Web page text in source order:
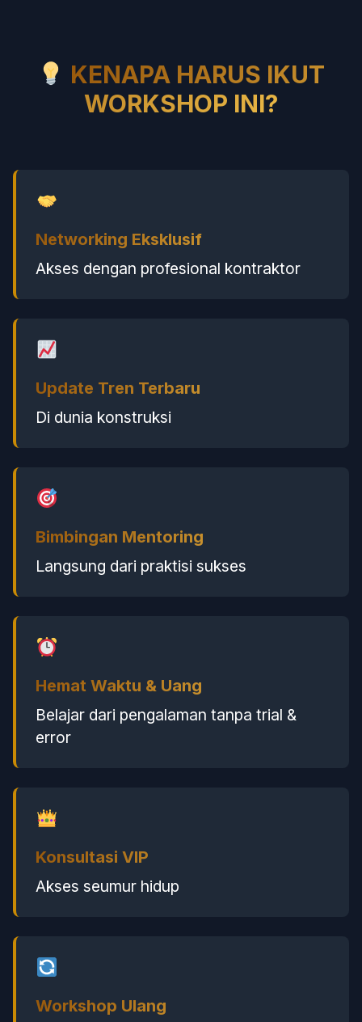
KENAPA HARUS IKUT
WORKSHOP INI?
Networking Eksklusif
Akses dengan profesional kontraktor
Update Tren Terbaru
Di dunia konstruksi
Bimbingan Mentoring
Langsung dari praktisi sukses
Hemat Waktu & Uang
Belajar dari pengalaman tanpa trial &
error
Konsultasi VIP
Akses seumur hidup
Workshop Ulang